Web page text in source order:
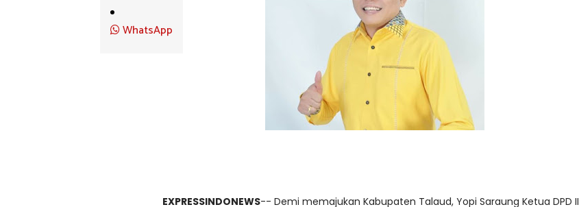
WhatsApp
EXPRESSINDONEWS-- Demi memajukan Kabupaten Talaud, Yopi Saraung Ketua DPD II